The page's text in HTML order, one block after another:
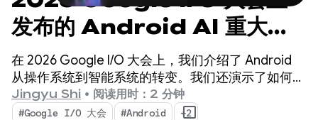
发布的 Android AI 重大更
新，助力构建智能体验
在 2026 Google I/O 大会上，我们介绍了 Android
从操作系统到智能系统的转变。我们还演示了如何使
用系统原生构建智能体验，以及如何将 Google AI 的
强大功能引入到您的应用中。
Jingyu Shi • 阅读用时：2 分钟
#Google I/O 大会 #Android +2